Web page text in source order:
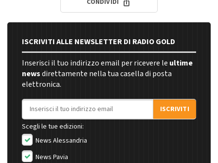
ISCRIVITI ALLE NEWSLETTER DI RADIO GOLD
Inserisci il tuo indirizzo email per ricevere le ultime
newsdirettamente nella tua casella di posta
elettronica.
Indirizzo email
ISCRIVITI
Scegli le tue edizioni:
News Alessandria
News Pavia